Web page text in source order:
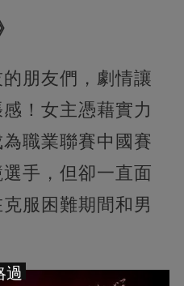
朋友們，劇情讓
！女主憑藉實力
職業聯賽中國賽
手，但卻一直面
服困難期間和男
過